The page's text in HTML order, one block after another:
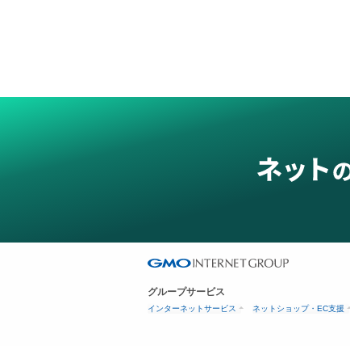
グループサービス
インターネットサービス ネットショップ・EC支援